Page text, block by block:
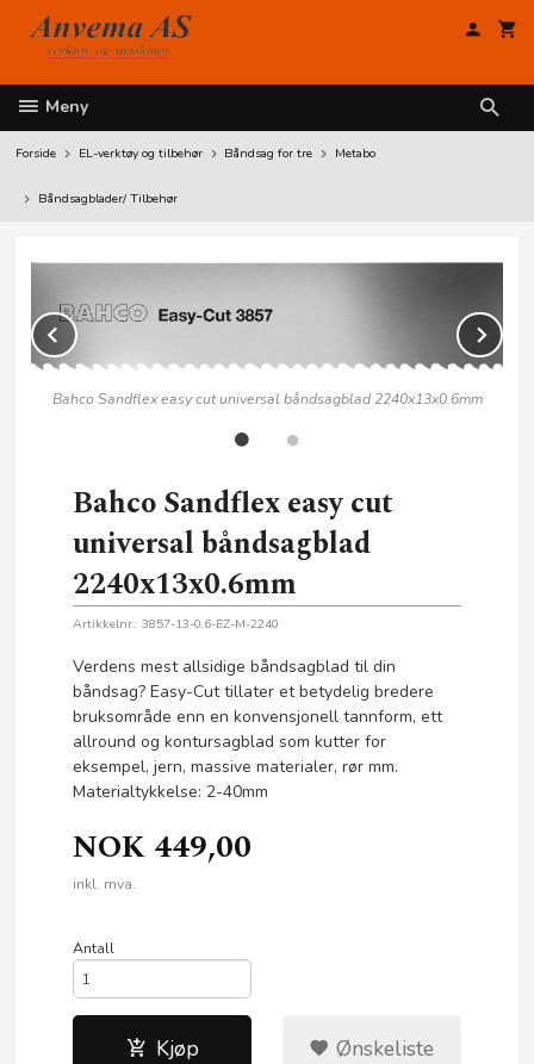
innholdet
Meny
Forside EL-verktøy og tilbehør Båndsag for tre Metabo
Båndsagblader/ Tilbehør
Bahco Sandflex easy cut universal båndsagblad 2240x13x0.6mm
Prev
Bahco Sandflex easy cut
universal båndsagblad
2240x13x0.6mm
Artikkelnr.: 3857-13-0.6-EZ-M-2240
Verdens mest allsidige båndsagblad til din
båndsag? Easy-Cut tillater et betydelig bredere
bruksområde enn en konvensjonell tannform, ett
allround og kontursagblad som kutter for
eksempel, jern, massive materialer, rør mm.
Materialtykkelse: 2-40mm
NOK 449,00
inkl. mva.
Antall
Kjøp Ønskeliste